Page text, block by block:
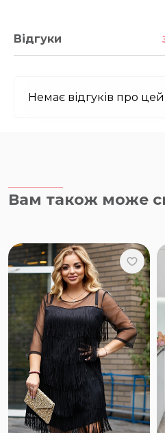
Відгуки
Немає відгуків про цей
Вам також може